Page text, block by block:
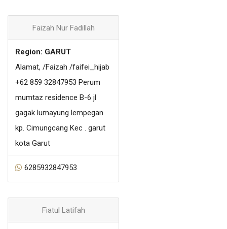
Faizah Nur Fadillah
Region: GARUT
Alamat, /Faizah /faifei_hijab
+62 859 32847953 Perum
mumtaz residence B-6 jl
gagak lumayung lempegan
kp. Cimungcang Kec . garut
kota Garut
6285932847953
Fiatul Latifah